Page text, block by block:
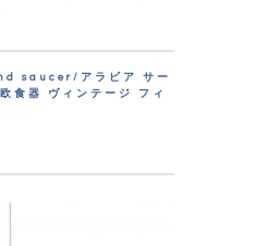
saucer/アラビア サー
食器 ヴィンテージ フィ